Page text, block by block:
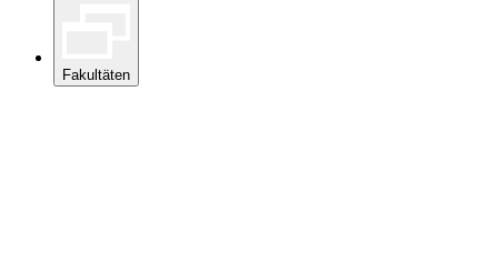
Fakultäten